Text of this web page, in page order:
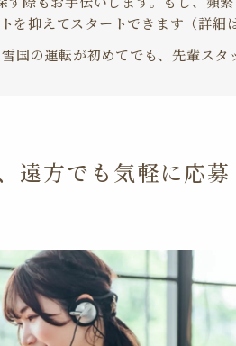
を抑えてスタートできます（詳細
国の運転が初めてでも、先輩スタ
遠方でも気軽に応募